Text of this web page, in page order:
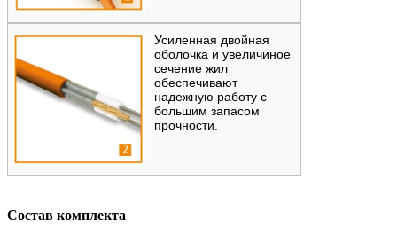
Усиленная двойная
оболочка и увеличиное
сечение жил
обеспечивают
надежную работу с
большим запасом
прочности.
Состав комплекта